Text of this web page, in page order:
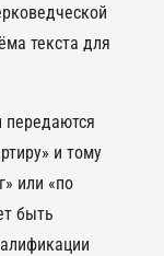
текста для
передаются
и тому
или «по
быть